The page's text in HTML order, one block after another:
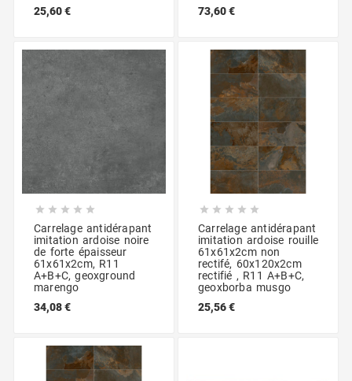
25,60 €
73,60 €
    
Carrelage antidérapant
imitation ardoise noire
de forte épaisseur
61x61x2cm, R11
A+B+C, geoxground
marengo
34,08 €
    
Carrelage antidérapant
imitation ardoise rouille
61x61x2cm non
rectifé, 60x120x2cm
rectifié , R11 A+B+C,
geoxborba musgo
25,56 €